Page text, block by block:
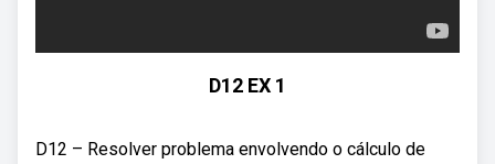
D12 EX 1
D12 – Resolver problema envolvendo o cálculo de